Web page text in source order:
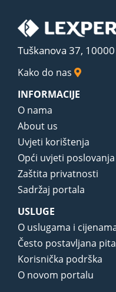
Tuškanova 37,
Kako do nas
INFORMACIJE
O nama
About us
Uvjeti korištenja
Opći uvjeti poslovanja
Zaštita privatnosti
Sadržaj portala
USLUGE
O uslugama i
Često postavljana
Korisnička podrška
O novom portalu